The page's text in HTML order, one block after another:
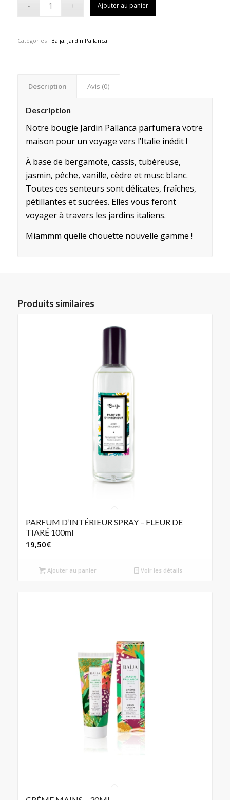
Ajouter au panier
Catégories : Baija, Jardin Pallanca
Description Avis (0)
Description
Notre bougie Jardin Pallanca parfumera votre
maison pour un voyage vers l’Italie inédit !
À base de bergamote, cassis, tubéreuse,
jasmin, pêche, vanille, cèdre et musc blanc.
Toutes ces senteurs sont délicates, fraîches,
pétillantes et sucrées. Elles vous feront
voyager à travers les jardins italiens.
Miammm quelle chouette nouvelle gamme !
Produits similaires
PARFUM D’INTÉRIEUR SPRAY – FLEUR DE
TIARÉ 100ml
19,50€
Ajouter au panier Voir les détails